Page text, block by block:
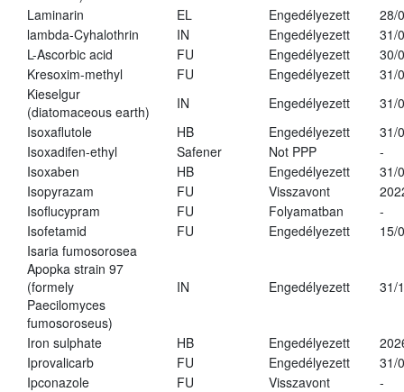
Laminarin
EL Engedélyezett
28/
lambda-Cyhalothrin
IN Engedélyezett
31/
L-Ascorbic acid
FU Engedélyezett
30/
Kresoxim-methyl
FU Engedélyezett
31/
Kieselgur
(diatomaceous earth)
IN Engedélyezett
31/
Isoxaflutole
HB Engedélyezett
31/
Isoxadifen-ethyl
Safener Not PPP
-
Isoxaben
HB Engedélyezett
31/
Isopyrazam
FU Visszavont
Isoflucypram
FU Folyamatban
-
Isofetamid
FU Engedélyezett
15/
Isaria fumosorosea
Apopka strain 97
(formely
Paecilomyces
fumosoroseus)
IN Engedélyezett 31/
Iron sulphate HB Engedélyezett
Iprovalicarb
FU Engedélyezett
31/
Ipconazole
FU Visszavont
-